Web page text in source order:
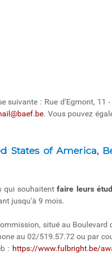
suivante : Rue d'Egmont, 11
. Vous pouvez
States of America,
qui souhaitentfaire leurs
jusqu'à 9 mois.
situé au Boulevard
au 02/519.57.72 ou par
: https://www.fulbright.be/